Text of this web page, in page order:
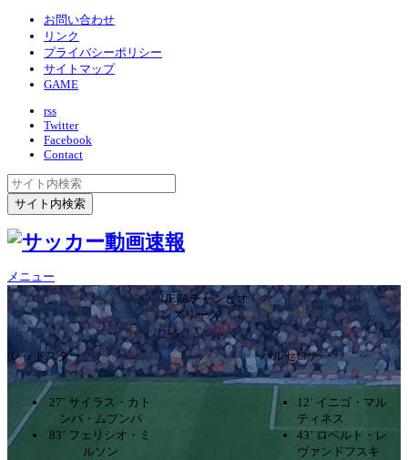
お問い合わせ
リンク
プライバシーポリシー
サイトマップ
GAME
rss
Twitter
Facebook
Contact
メニュー
UEFAチャンピオ
ンズリーグ
2ｰ5
レッドスター
バルセロナ
27’ サイラス・カト
ンパ・ムブンパ
83’ フェリシオ・ミ
ルソン
12’ イニゴ・マル
ティネス
43’ ロベルト・レ
ヴァンドフスキ